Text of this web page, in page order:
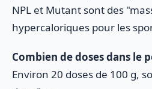
NPL et Mutant sont des
hypercaloriques pour les
Combien de doses dans le
Environ 20 doses de 100 g,